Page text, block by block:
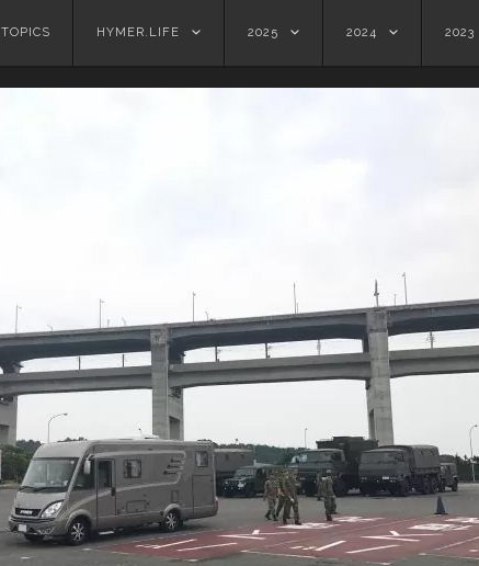
コ
TOPICS HYMER.LIFE 2025 2024 2023